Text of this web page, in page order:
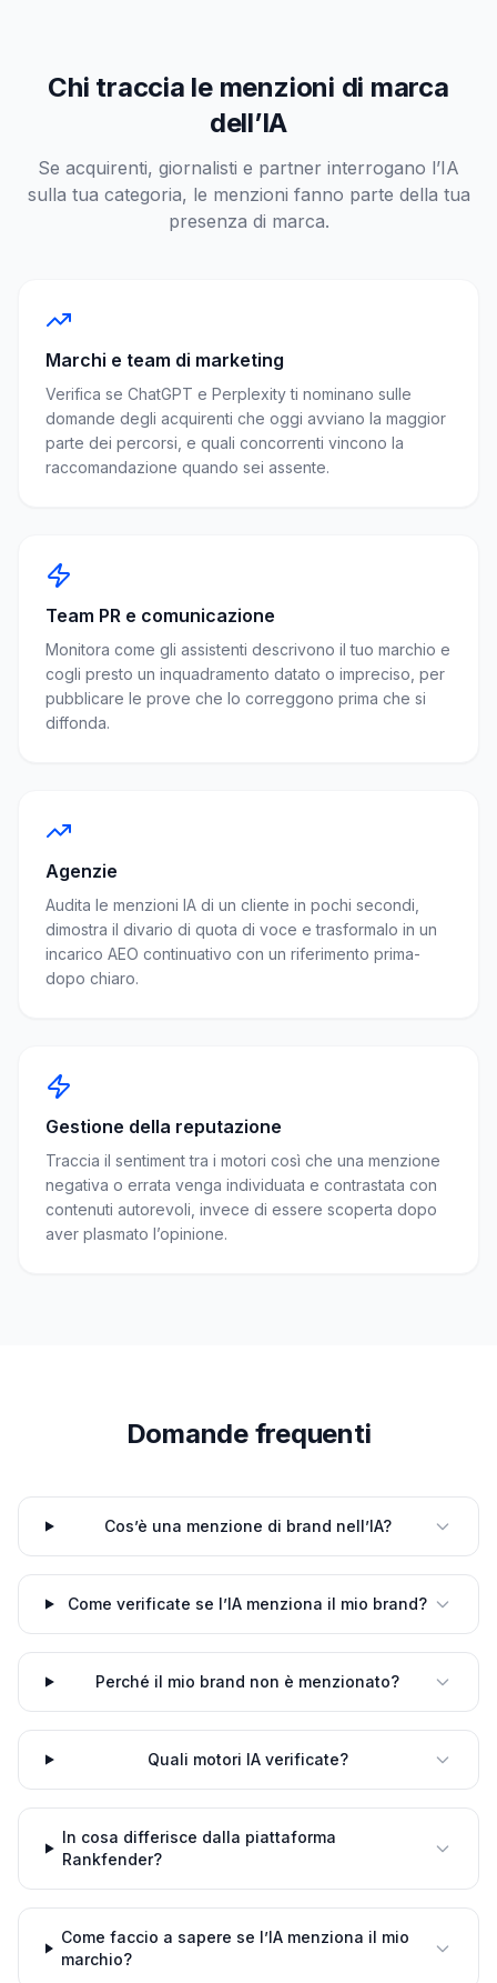
Chi traccia le menzioni di marca
dell’IA
Se acquirenti, giornalisti e partner interrogano l’IA
sulla tua categoria, le menzioni fanno parte della tua
presenza di marca.
Marchi e team di marketing
Verifica se ChatGPT e Perplexity ti nominano sulle
domande degli acquirenti che oggi avviano la maggior
parte dei percorsi, e quali concorrenti vincono la
raccomandazione quando sei assente.
Team PR e comunicazione
Monitora come gli assistenti descrivono il tuo marchio e
cogli presto un inquadramento datato o impreciso, per
pubblicare le prove che lo correggono prima che si
diffonda.
Agenzie
Audita le menzioni IA di un cliente in pochi secondi,
dimostra il divario di quota di voce e trasformalo in un
incarico AEO continuativo con un riferimento prima-
dopo chiaro.
Gestione della reputazione
Traccia il sentiment tra i motori così che una menzione
negativa o errata venga individuata e contrastata con
contenuti autorevoli, invece di essere scoperta dopo
aver plasmato l’opinione.
Domande frequenti
Cos’è una menzione di brand nell’IA?
Come verificate se l’IA menziona il mio brand?
Perché il mio brand non è menzionato?
Quali motori IA verificate?
In cosa differisce dalla piattaforma
Rankfender?
Come faccio a sapere se l’IA menziona il mio
marchio?